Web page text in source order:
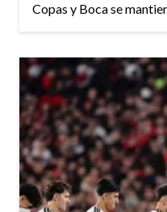
Copas y Boca se